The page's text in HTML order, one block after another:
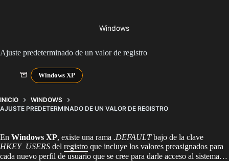
Windows
Ajuste predeterminado de un valor de registro
Windows XP
INICIO
WINDOWS
AJUSTE PREDETERMINADO DE UN VALOR DE REGISTRO
En Windows XP, existe una rama .DEFAULTbajo de la clave
HKEY_USERS del registro que incluye los valores preasignados para
cada nuevo perfil de usuario que se cree para darle acceso al sistema…